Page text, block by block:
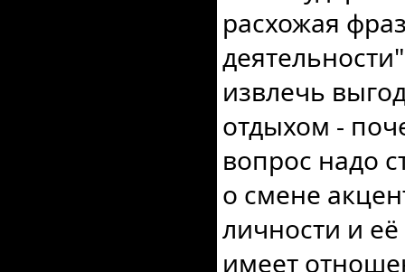
расхожая
извлечь
отдыхом -
вопрос надо
о смене
личности и её
имеет